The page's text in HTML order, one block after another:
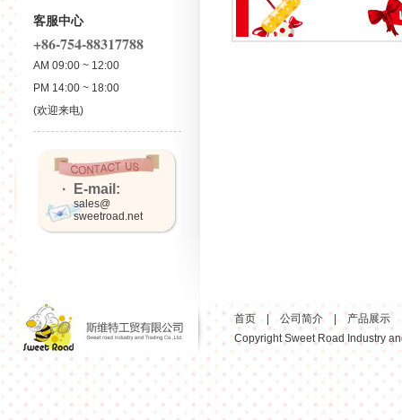
客服中心
+86-754-88317788
AM 09:00 ~ 12:00
PM 14:00 ~ 18:00
(欢迎来电)
· E-mail:
sales@
sweetroad.net
首页 |公司简介| 产品展示
Copyright Sweet Road Industry